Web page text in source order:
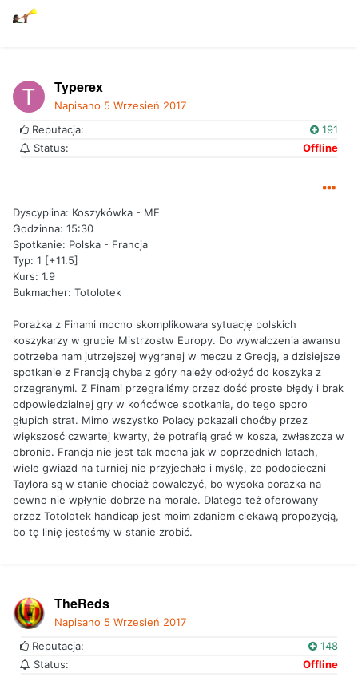
Typerex
Napisano 5 Wrzesień 2017
Reputacja:
191
Status:
Offline
Dyscyplina: Koszykówka - ME
Godzinna: 15:30
Spotkanie: Polska - Francja
Typ: 1 [+11.5]
Kurs: 1.9
Bukmacher: Totolotek
Porażka z Finami mocno skomplikowała sytuację polskich
koszykarzy w grupie Mistrzostw Europy. Do wywalczenia awansu
potrzeba nam jutrzejszej wygranej w meczu z Grecją, a dzisiejsze
spotkanie z Francją chyba z góry należy odłożyć do koszyka z
przegranymi. Z Finami przegraliśmy przez dość proste błędy i brak
odpowiedzialnej gry w końcówce spotkania, do tego sporo
głupich strat. Mimo wszystko Polacy pokazali choćby przez
większosć czwartej kwarty, że potrafią grać w kosza, zwłaszcza w
obronie. Francja nie jest tak mocna jak w poprzednich latach,
wiele gwiazd na turniej nie przyjechało i myślę, że podopieczni
Taylora są w stanie chociaż powalczyć, bo wysoka porażka na
pewno nie wpłynie dobrze na morale. Dlatego też oferowany
przez Totolotek handicap jest moim zdaniem ciekawą propozycją,
bo tę linię jesteśmy w stanie zrobić.
TheReds
Napisano 5 Wrzesień 2017
Reputacja:
148
Status:
Offline